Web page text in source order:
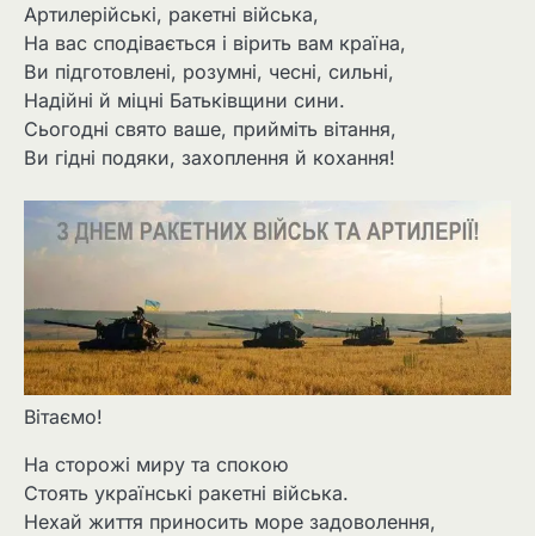
Артилерійські, ракетні війська,
На вас сподівається і вірить вам країна,
Ви підготовлені, розумні, чесні, сильні,
Надійні й міцні Батьківщини сини.
Сьогодні свято ваше, прийміть вітання,
Ви гідні подяки, захоплення й кохання!
Вітаємо!
На сторожі миру та спокою
Стоять українські ракетні війська.
Нехай життя приносить море задоволення,